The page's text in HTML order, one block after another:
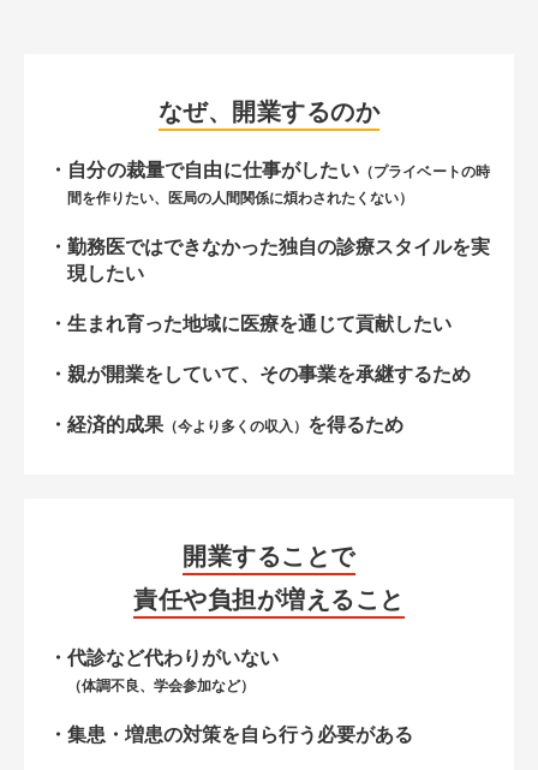
分院・サテライト展開支援
運営会社について
開業のメリット・デメリット
開業に必要な費用について
開業までの全体スケジュール
新規開業支援
病院（理事長）承継
支援事例
お知らせ
メンバー登録 各種お問い合わせ
なぜ、開業するのか
自分の裁量で自由に仕事がしたい（プライベートの時
間を作りたい、医局の人間関係に煩わされたくない）
勤務医ではできなかった独自の診療スタイルを実
現したい
生まれ育った地域に医療を通じて貢献したい
親が開業をしていて、その事業を承継するため
経済的成果 （今より多くの収入） を得るため
開業することで
責任や負担が増えること
代診など代わりがいない
（体調不良、学会参加など）
集患・増患の対策を自ら行う必要がある